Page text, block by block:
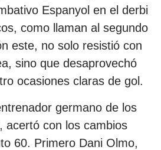
Espanyol en el derbi
como llaman al segundo
este, no solo resistió con
sino que desaprovechó
ocasiones claras de gol.
germano de los
acertó con los cambios
60. Primero Dani Olmo,